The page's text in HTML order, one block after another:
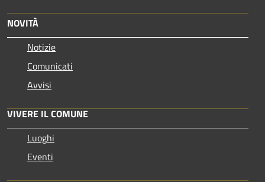
NOVITÀ
Notizie
Comunicati
Avvisi
VIVERE IL COMUNE
Luoghi
Eventi